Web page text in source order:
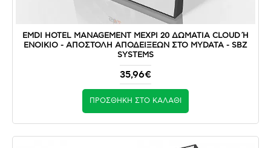
EMDI HOTEL MANAGEMENT ΜΕΧΡΙ 20 ΔΩΜΑΤΙΑ CLOUD Ή Ε
ΝΟΙΚΙΟ - ΑΠΟΣΤΟΛΉ ΑΠΟΔΕΊΞΕΩΝ ΣΤΟ MYDATA - SBZ S
YSTEMS
35,96€
ΠΡΟΣΘΉΚΗ ΣΤΟ ΚΑΛΆΘΙ